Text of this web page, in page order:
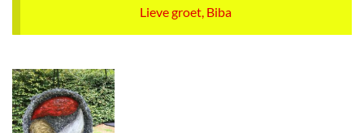
Lieve groet, Biba